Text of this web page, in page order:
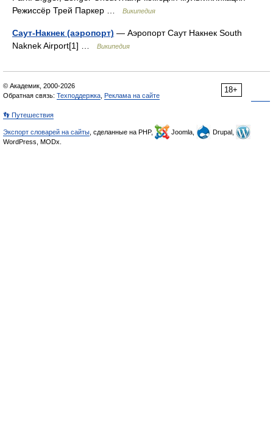
Режиссёр Трей Паркер …
Википедия
Саут-Накнек (аэропорт) — Аэропорт Саут Накнек South
Naknek Airport[1] …
Википедия
18+
© Академик, 2000-2026
Обратная связь: Техподдержка Реклама на сайте
👣 Путешествия
Экспорт словарей на сайты , сделанные на PHP, Joomla,
Drupal,
WordPress, MODx.